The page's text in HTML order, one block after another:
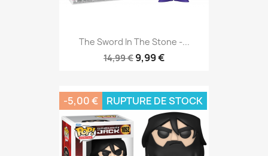
The Sword In The Stone -...
14,99 € 9,99 €
-5,00 € RUPTURE DE STOCK